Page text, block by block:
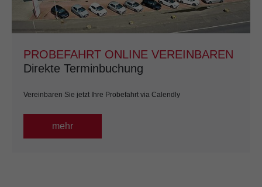
PROBEFAHRT ONLINE VEREINBAREN
Direkte Terminbuchung
Vereinbaren Sie jetzt Ihre Probefahrt via Calendly
mehr